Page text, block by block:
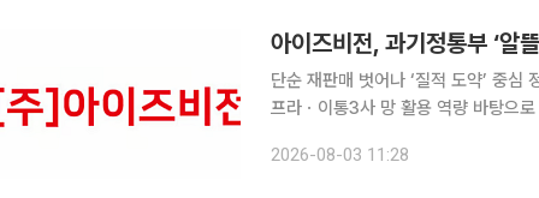
아이즈비전, 과기정통부 ‘알
단순 재판매 벗어나 ‘질적 도약’ 중
프라ㆍ이통3사 망 활용 역량 바탕으로 시장 선도 구상 국내 대표 알
이 단순 양적 확장에서 자체 설비 및
2026-08-03 11:28